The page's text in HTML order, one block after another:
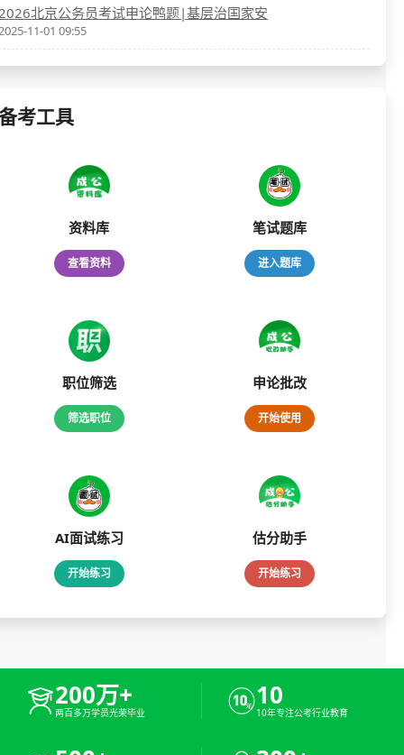
北京公务员考试申论鸭题|基层治国家安
11-01 09:55
考工具
资料库
查看资料
笔试题库
进入题库
职位筛选
筛选职位
申论批改
开始使用
AI面试练习
开始练习
估分助手
开始练习
200万+
两百多万学员光荣毕业
10
10年专注公考行业教育